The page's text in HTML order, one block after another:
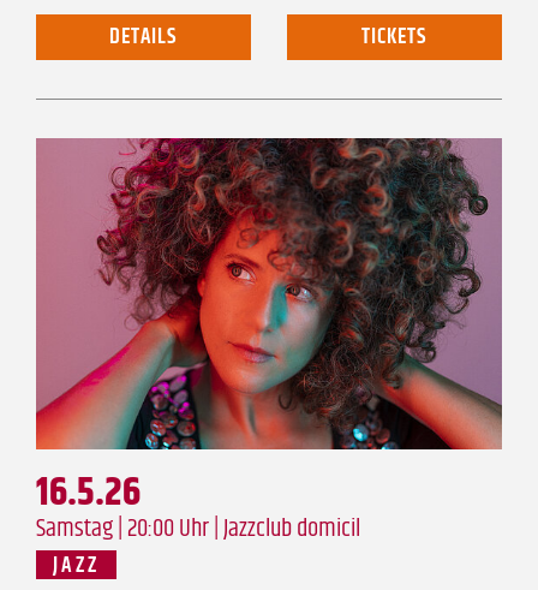
DETAILS TICKETS
16.5.26
Samstag | 20:00 Uhr |Jazzclub domicil
JAZZ